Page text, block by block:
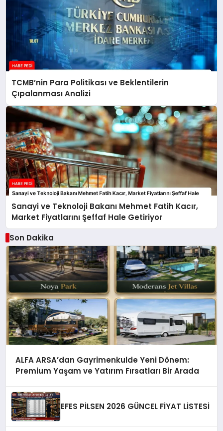
TCMB’nin Para Politikası ve Beklentilerin
Çıpalanması Analizi
Sanayi ve Teknoloji Bakanı Mehmet Fatih Kacır,
Market Fiyatlarını Şeffaf Hale Getiriyor
Son Dakika
ALFA ARSA’dan Gayrimenkulde Yeni Dönem:
Premium Yaşam ve Yatırım Fırsatları Bir Arada
EFES PİLSEN 2026 GÜNCEL FİYAT LİSTESİ